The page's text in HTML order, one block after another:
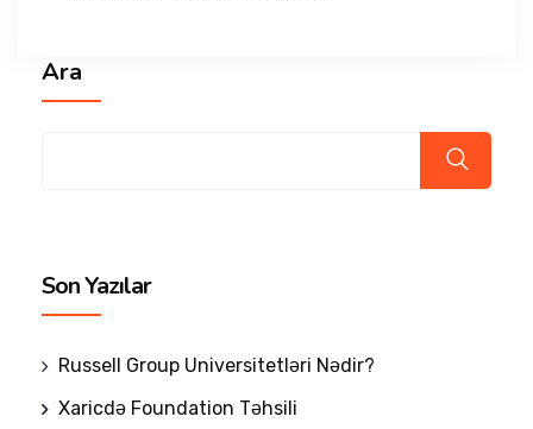
Ara
Son Yazılar
Russell Group Universitetləri Nədir?
Xaricdə Foundation Təhsili